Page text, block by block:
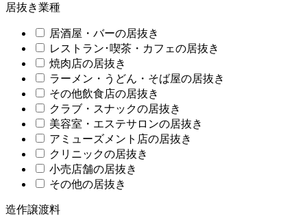
居抜き業種
居酒屋・バーの居抜き
レストラン･喫茶・カフェの居抜き
焼肉店の居抜き
ラーメン・うどん・そば屋の居抜き
その他飲食店の居抜き
クラブ・スナックの居抜き
美容室・エステサロンの居抜き
アミューズメント店の居抜き
クリニックの居抜き
小売店舗の居抜き
その他の居抜き
造作譲渡料